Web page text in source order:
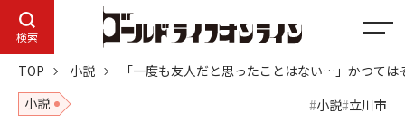
検索
メ
ュ
ー
TOP 小説
「一度も友人だと思ったことはない…」かつて
小説
小説 立川市